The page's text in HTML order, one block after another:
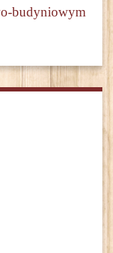
budyniowym